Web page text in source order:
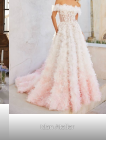
Idan Atelier